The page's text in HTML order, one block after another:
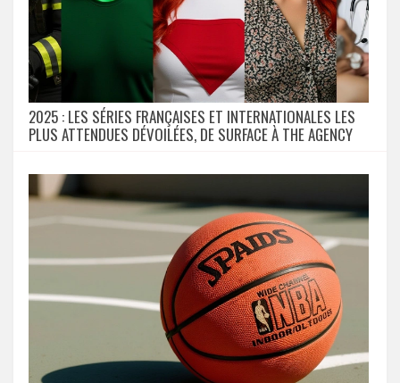
2025 : LES SÉRIES FRANÇAISES ET INTERNATIONALES LES
PLUS ATTENDUES DÉVOILÉES, DE SURFACE À THE AGENCY